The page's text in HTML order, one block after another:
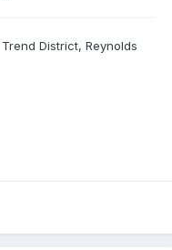
District, Reynolds